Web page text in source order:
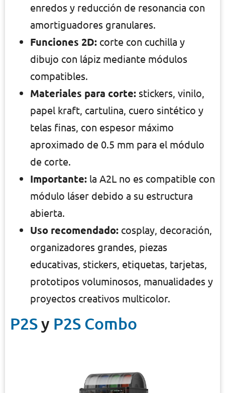
enredos y reducción de resonancia con
amortiguadores granulares.
Funciones 2D: corte con cuchilla y
dibujo con lápiz mediante módulos
compatibles.
Materiales para corte: stickers, vinilo,
papel kraft, cartulina, cuero sintético y
telas finas, con espesor máximo
aproximado de 0.5 mm para el módulo
de corte.
Importante: la A2L no es compatible con
módulo láser debido a su estructura
abierta.
Uso recomendado: cosplay, decoración,
organizadores grandes, piezas
educativas, stickers, etiquetas, tarjetas,
prototipos voluminosos, manualidades y
proyectos creativos multicolor.
P2Sy P2S Combo